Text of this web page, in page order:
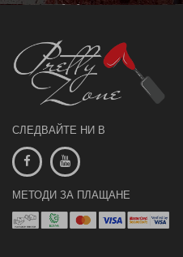
обработка на маркетингови
СЛЕДВАЙТЕ НИ В
МЕТОДИ ЗА ПЛАЩАНЕ